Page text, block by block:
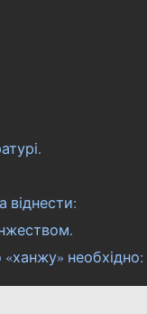
необхідно: